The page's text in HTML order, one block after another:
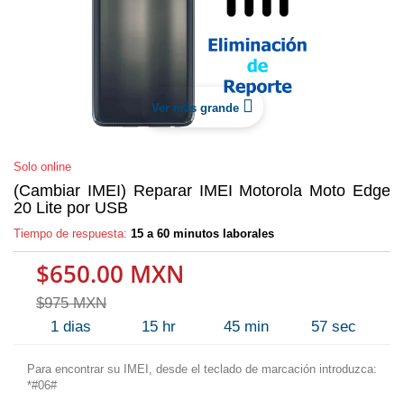
Ver más grande
Solo online
(Cambiar IMEI) Reparar IMEI Motorola Moto Edge
20 Lite por USB
Tiempo de respuesta: 15 a 60 minutos laborales
$650.00 MXN
$975 MXN
1 dias 15 hr 45 min 56 sec
Para encontrar su IMEI, desde el teclado de marcación introduzca:
*#06#